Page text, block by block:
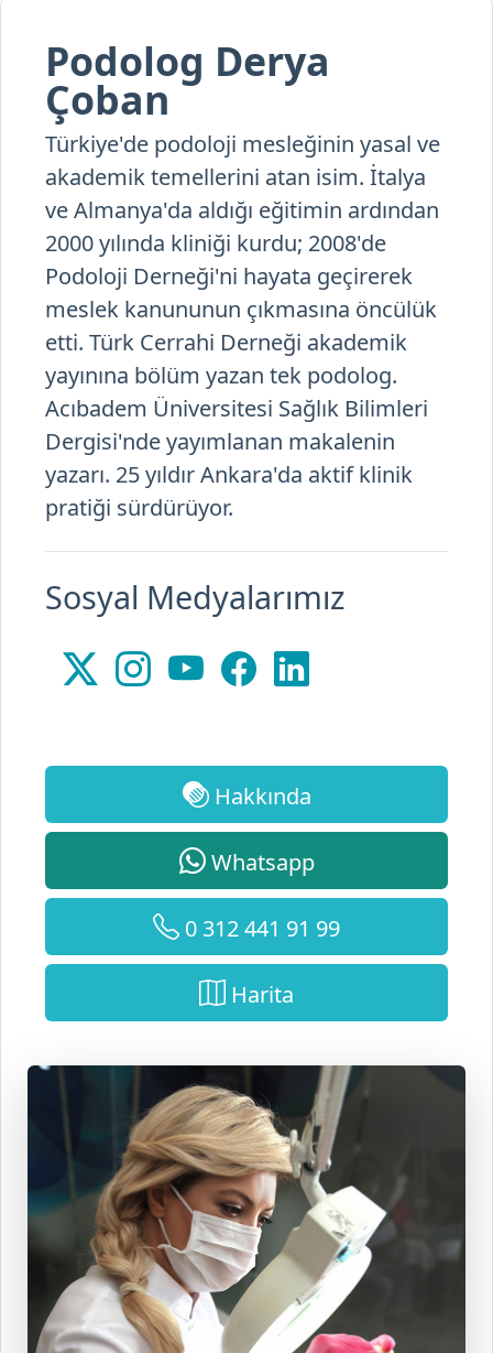
Podolog Derya
Çoban
Türkiye'de podoloji mesleğinin yasal ve
akademik temellerini atan isim. İtalya
ve Almanya'da aldığı eğitimin ardından
2000 yılında kliniği kurdu; 2008'de
Podoloji Derneği'ni hayata geçirerek
meslek kanununun çıkmasına öncülük
etti. Türk Cerrahi Derneği akademik
yayınına bölüm yazan tek podolog.
Acıbadem Üniversitesi Sağlık Bilimleri
Dergisi'nde yayımlanan makalenin
yazarı. 25 yıldır Ankara'da aktif klinik
pratiği sürdürüyor.
Sosyal Medyalarımız
Hakkında
Whatsapp
0 312 441 91 99
Harita